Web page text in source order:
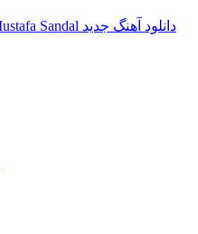
دانلود آهنگ جدید Mustafa Sandal و Zeynep Bastik بنام Mod